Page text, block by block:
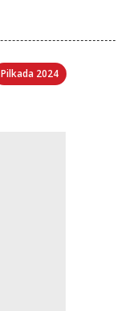
Pilkada 2024